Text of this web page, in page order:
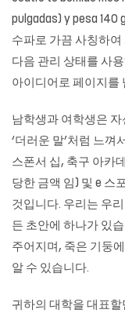
pulgadas) y pesa 140
수파로 가끔 사칭하
다음 관리 상태를 사
아이디어로 페이지를
남학생과 여학생은 자
‘더러운 말’처럼 느껴
스폰서 십, 축구 아카
당한 금액 임) 및 e 스
것입니다. 우리는 우
든 초안에 하나가 있
주어지며, 죽은 기둥
알 수 있습니다.
귀하의 대학을 대표